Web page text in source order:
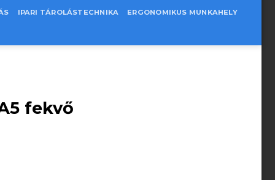
IPARI TÁROLÁSTECHNIKA ERGONOMIKUS MUNKAHELY
fekvő